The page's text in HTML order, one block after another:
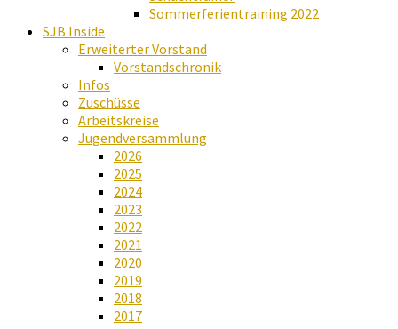
Sommerferientraining 2022
SJB Inside
Erweiterter Vorstand
Vorstandschronik
Infos
Zuschüsse
Arbeitskreise
Jugendversammlung
2026
2025
2024
2023
2022
2021
2020
2019
2018
2017